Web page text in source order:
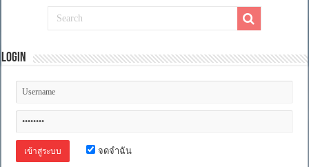
ไทย5.1+อังกฤษ5.1]
[.MKV]
Login
จดจำฉัน